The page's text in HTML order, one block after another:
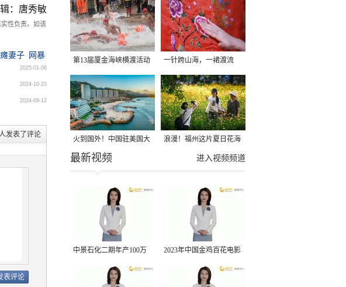
：唐秀敏
性负责。如该
妻子 网暴
2025-01-06
2024-10-23
2024-09-12
发表了评论
第13届厦金海峡横渡活动
在小金门双口村海域举行
一针跨山海，一裙渡流
年！长乐非遗惊艳新式婚
礼
火到国外！中国驻美国大
使馆向全球推荐福州连江
浪漫！福州这片夏日花海
藏不住了！进入视频频道
最新视频
中景石化二期年产100万
吨丙烷脱氢项目建成中交
2023年中国金鸡百花电影
节有福电影巡展31日启动